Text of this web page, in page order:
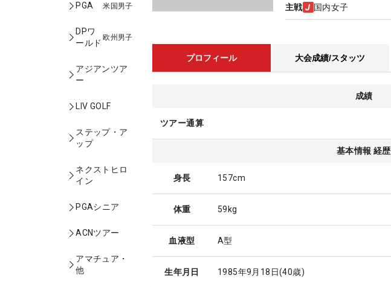
PGA 米国男子
DPワ
ールド
欧州男子
アジアンツア
ー
LIV GOLF
ステップ・ア
ップ
ネクストヒロ
イン
PGAシニア
ACNツアー
アマチュア・
他
主戦 国内女子
プロフィール 大会成績/スタッツ
成績
ツアー通算
基本情報 経歴
身長 157cm
体重 59kg
血液型 A型
生年月日 1985年9月18日(40歳)